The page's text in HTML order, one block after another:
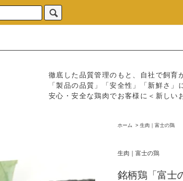
徹底した品質管理のもと、自社で飼育
「製品の品質」「安全性」「新鮮さ」
安心・安全な鶏肉でお客様に＜新しい
ホーム > 生肉｜富士の鶏
生肉｜富士の鶏
銘柄鶏「富士